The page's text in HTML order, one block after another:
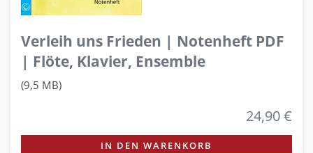
Verleih uns Frieden | Notenheft PDF
| Flöte, Klavier, Ensemble
(9,5 MB)
24,90 €
IN DEN WARENKORB